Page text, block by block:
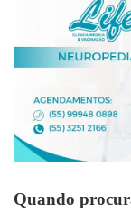
Quando